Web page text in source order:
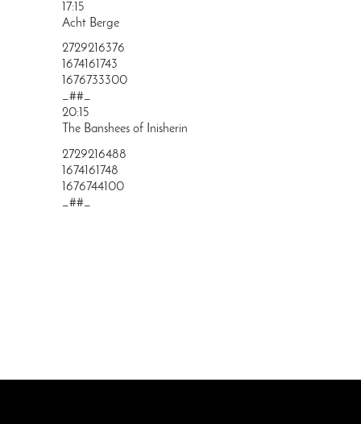
17:15
Acht Berge
2729216376
1674161743
1676733300
_##_
20:15
The Banshees of Inisherin
2729216488
1674161748
1676744100
_##_